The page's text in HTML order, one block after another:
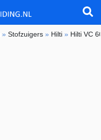
»Stofzuigers » Hilti » Hilti VC